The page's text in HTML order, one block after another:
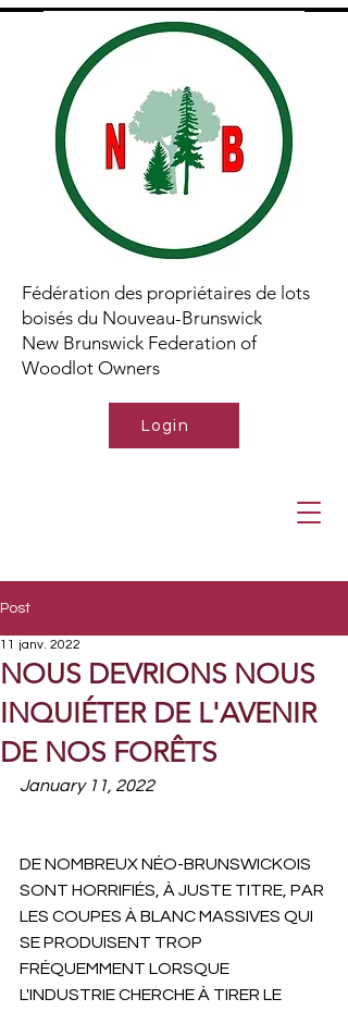
Fédération des propriétaires de lots
boisés du Nouveau-Brunswick
New Brunswick Federation of
Woodlot Owners
Login
Post
NOUS DEVRIONS NOUS
INQUIÉTER DE L'AVENIR
DE NOS FORÊTS
11 janv. 2022
January 11, 2022
DE NOMBREUX NÉO-BRUNSWICKOIS
SONT HORRIFIÉS, À JUSTE TITRE, PAR
LES COUPES À BLANC MASSIVES QUI
SE PRODUISENT TROP
FRÉQUEMMENT LORSQUE
L'INDUSTRIE CHERCHE À TIRER LE